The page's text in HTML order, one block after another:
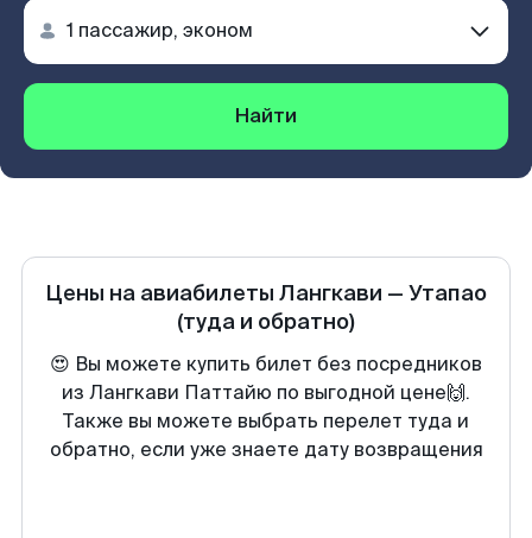
Найти
Цены на авиабилеты Лангкави — Утапао
(туда и обратно)
😍 Вы можете купить билет без посредников
из Лангкави Паттайю по выгодной цене🙌.
Также вы можете выбрать перелет туда и
обратно, если уже знаете дату возвращения